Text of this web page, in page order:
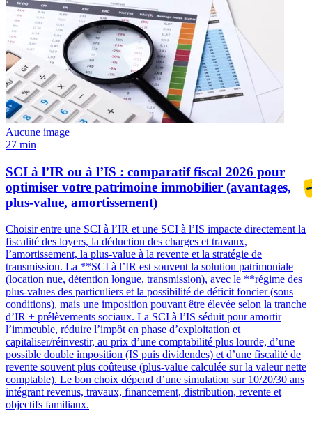
Aucune image
27 min
SCI à l’IR ou à l’IS : comparatif fiscal 2026 pour
optimiser votre patrimoine immobilier (avantages,
plus-value, amortissement)
Choisir entre une SCI à l’IR et une SCI à l’IS impacte directement la
fiscalité des loyers, la déduction des charges et travaux,
l’amortissement, la plus-value à la revente et la stratégie de
transmission. La **SCI à l’IR est souvent la solution patrimoniale
(location nue, détention longue, transmission), avec le **régime des
plus-values des particuliers et la possibilité de déficit foncier (sous
conditions), mais une imposition pouvant être élevée selon la tranche
d’IR + prélèvements sociaux. La SCI à l’IS séduit pour amortir
l’immeuble, réduire l’impôt en phase d’exploitation et
capitaliser/réinvestir, au prix d’une comptabilité plus lourde, d’une
possible double imposition (IS puis dividendes) et d’une fiscalité de
revente souvent plus coûteuse (plus-value calculée sur la valeur nette
comptable). Le bon choix dépend d’une simulation sur 10/20/30 ans
intégrant revenus, travaux, financement, distribution, revente et
objectifs familiaux.